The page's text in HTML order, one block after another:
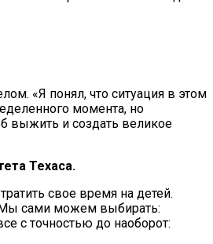
«Я понял, что ситуация в этом
момента, но
выжить и создать великое
Техаса.
свое время на детей.
Мы сами можем выбирать:
с точностью до наоборот: